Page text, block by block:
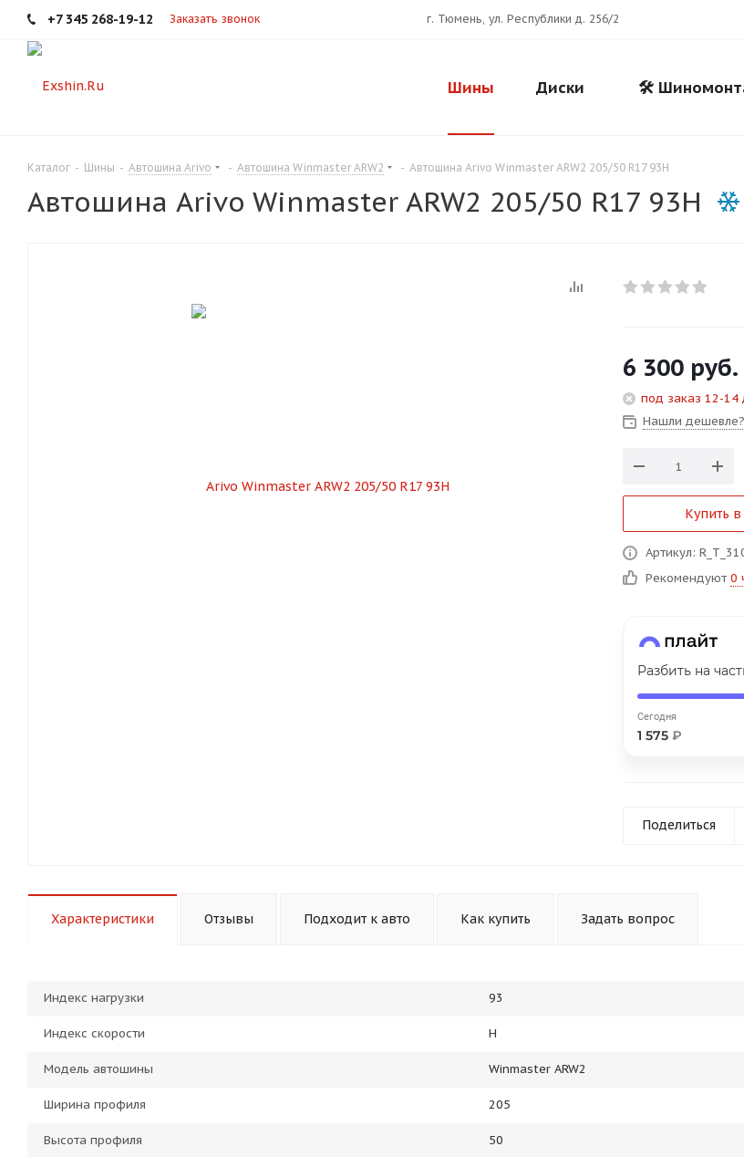
+7 345 268-19-12 Заказать звонок г. Тюмень, ул. Республики д. 256/2
Шины Диски 🛠️
Каталог - Шины - Автошина Arivo - Автошина Winmaster ARW2 - Автошина Arivo Winmaster ARW2 205/50 R17 93H
Автошина Arivo Winmaster ARW2 205/50 R17 93H
6 300 руб.
под заказ 12-14
Нашли дешевле?
Купить
Артикул:
Рекомендуют 0
Разбить на
Сегодня
1 575 ₽
Поделиться
Характеристики Отзывы Подходит к авто Как купить Задать вопрос
Индекс нагрузки 93
Индекс скорости H
Модель автошины Winmaster ARW2
Ширина профиля 205
Высота профиля 50
без переплат
График платежей
в корзину
с вашей карты
% каждые 2 недели
Подробнее